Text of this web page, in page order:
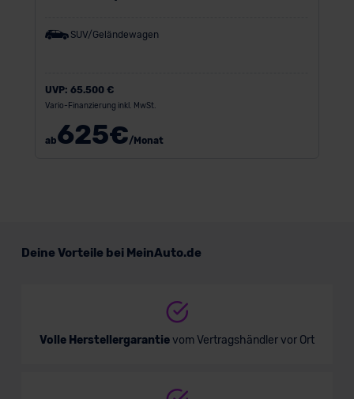
SUV/Geländewagen
UVP: 65.500 €
Vario-Finanzierung inkl. MwSt.
ab625€/Monat
Deine Vorteile bei MeinAuto.de
Volle Herstellergarantievom Vertragshändler vor Ort